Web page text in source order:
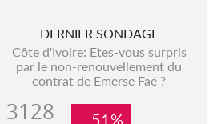
DERNIER SONDAGE
Côte d'Ivoire: Etes-vous surpris
par le non-renouvellement du
contrat de Emerse Faé ?
3128 51%